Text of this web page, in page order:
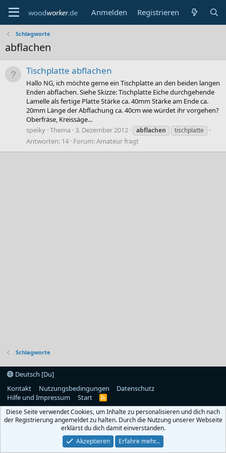
Anmelden Registrieren
Schlagworte
abflachen
Tischplatte abflachen
Hallo NG, ich möchte gerne ein Tischplatte an den beiden langen
Enden abflachen. Siehe Skizze: Tischplatte Eiche durchgehende
Lamelle als fertige Platte Stärke ca. 40mm Stärke am Ende ca.
20mm Länge der Abflachung ca. 40cm wie würdet ihr vorgehen?
Oberfräse, Kreissäge...
speiky Thema 3. Dezember 2012 abflachen tischplatte
Antworten: 14 Forum:Amateur fragt
Schlagworte
Deutsch [Du]
Kontakt
Nutzungsbedingungen
Datenschutz
Hilfe und Impressum
Start
R
S
Diese Seite verwendet Cookies, um Inhalte zu personalisieren und dich nach
der Registrierung angemeldet zu halten. Durch die Nutzung unserer Webseite
erklärst du dich damit einverstanden.
Akzeptieren
Erfahre mehr…